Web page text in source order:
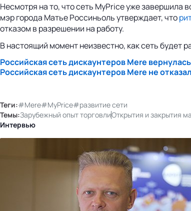
Несмотря на то, что сеть MyPrice уже завершила
мэр города Матье Россиньоль утверждает, что
отказом в разрешении на работу.
В настоящий момент неизвестно, как сеть будет
Российская сеть дискаунтеров Mere
Российская сеть дискаунтеров Mere не
Теги:#Mere#MyPrice#развитие сети
Темы:Зарубежный опыт торговлиОткрытия и закрытия
Интервью